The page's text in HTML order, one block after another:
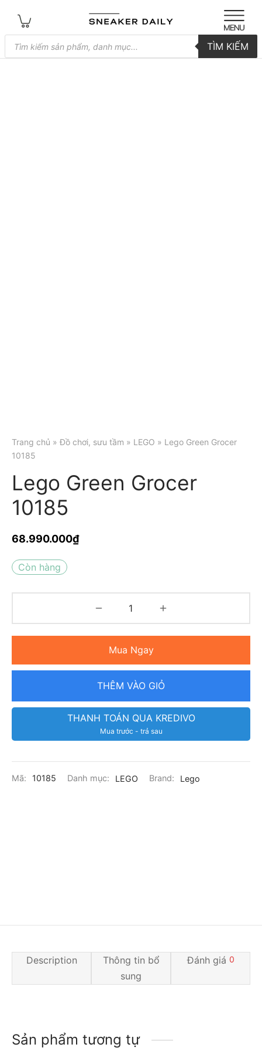
Tìm
kiếm
sản
TÌM KIẾM
Trang chủ »Đồ chơi, sưu tầm » LEGO » Lego Green Grocer
10185
Lego Green Grocer
10185
68.990.000₫
Còn hàng
Mua Ngay
THÊM VÀO GIỎ
THANH TOÁN QUA KREDIVO
Mua trước - trả sau
Mã: 10185 Danh mục: LEGO Brand: Lego
Description
Thông tin bổ
sung
Đánh giá 0
Sản phẩm tương tự